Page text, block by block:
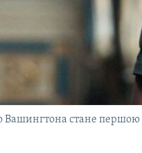
Вашингтона стане першою